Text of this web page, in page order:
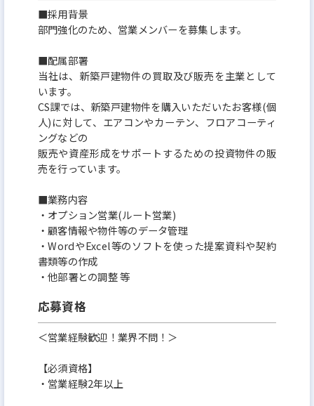
■採用背景
部門強化のため、営業メンバーを募集します。
■配属部署
当社は、新築戸建物件の買取及び販売を主業として
います。
CS課では、新築戸建物件を購入いただいたお客様(個
人)に対して、エアコンやカーテン、フロアコーティ
ングなどの
販売や資産形成をサポートするための投資物件の販
売を行っています。
■業務内容
・オプション営業(ルート営業)
・顧客情報や物件等のデータ管理
・WordやExcel等のソフトを使った提案資料や契約
書類等の作成
・他部署との調整 等
応募資格
＜営業経験歓迎！業界不問！＞
【必須資格】
・営業経験2年以上